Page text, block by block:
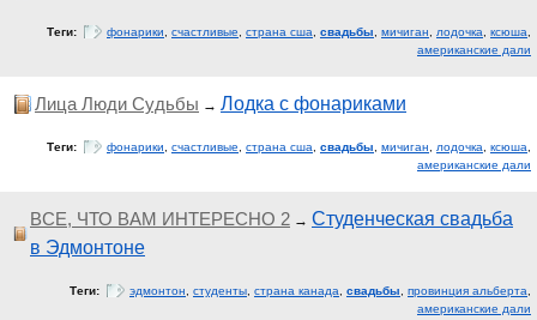
Теги: фонарики счастливые страна сша свадьбы мичиган лодочка ксюша
американские дали
Лица Люди Судьбы → Лодка с фонариками
Теги: фонарики счастливые страна сша свадьбы мичиган лодочка ксюша
американские дали
ВСЕ, ЧТО ВАМ ИНТЕРЕСНО 2 → Студенческая свадьба
в Эдмонтоне
Теги: эдмонтон студенты страна канада свадьбы провинция альберта
американские дали